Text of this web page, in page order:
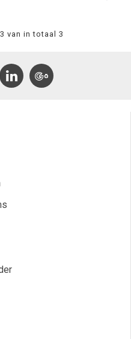
van in totaal 3